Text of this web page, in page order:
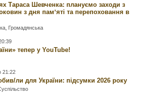
Тараса Шевченка: плануємо заходи з
з дня памʼяті та перепоховання в
Громадянська
тепер у YouTube!
21:22
ли для України: підсумки 2026 року